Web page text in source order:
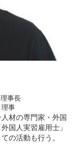
事長
理事
材の専門家・外国
国人実習雇用士」
の活動も行う。